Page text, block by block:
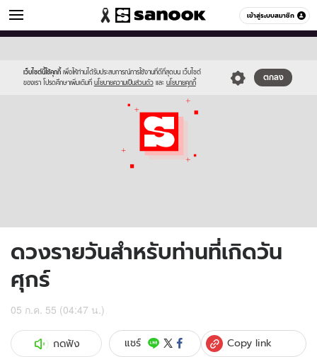
เข้าสู่ระบบสมาชิก
ดูดวง หมวดอื่นๆ
เว็บไซต์นี้ใช้คุกกี้ เพื่อให้ท่านได้รับประสบการณ์การใช้งานที่ดีที่สุดบน เว็บไซต์
ของเรา โปรดศึกษาเพิ่มเติมที่ นโยบายความเป็นส่วนตัว และ นโยบายคุกกี้
ตกลง
sanook.png
ดวงรายวันสำหรับท่านที่เกิดวัน
ศุกร์
05 ก.ค. 55 (04:47 น.)
กดฟัง แชร์ Copy link